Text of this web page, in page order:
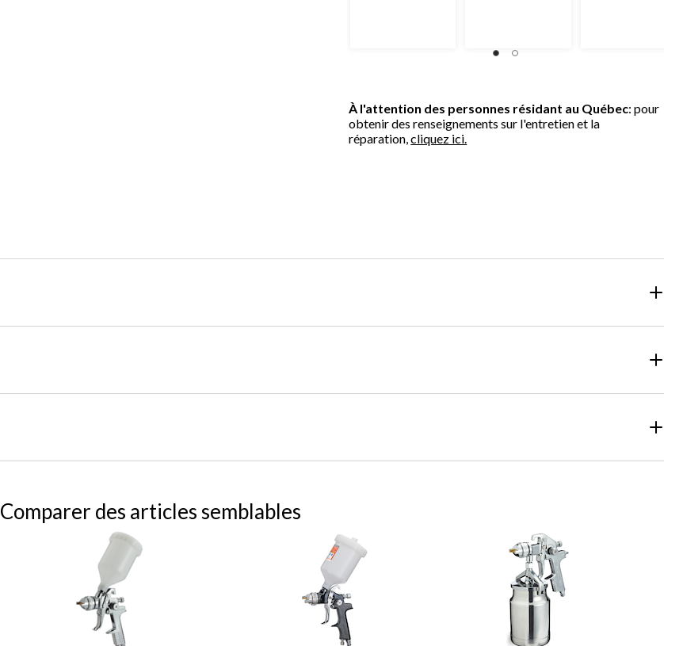
À l'attention des personnes résidant au Québec: pour
obtenir des renseignements sur l'entretien et la
réparation,cliquez ici.
Comparer des articles semblables